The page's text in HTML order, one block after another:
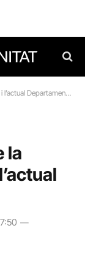
Departament de Salut
la